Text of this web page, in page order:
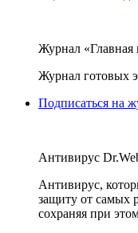
Журнал «Главная
Журнал готовых
Подписаться на
Антивирус
Антивирус,
защиту от самых
сохраняя при